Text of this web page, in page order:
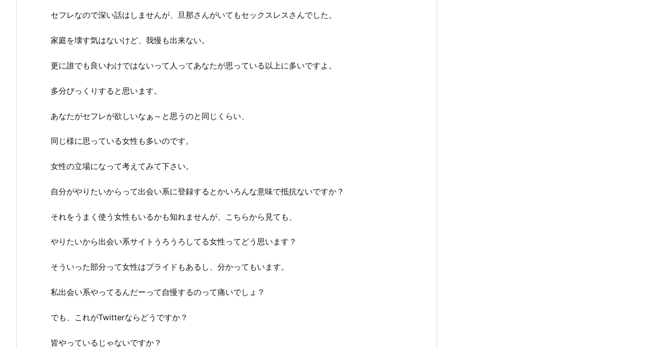
セフレなので深い話はしませんが、旦那さんがいてもセックスレスさんでした。
家庭を壊す気はないけど、我慢も出来ない。
更に誰でも良いわけではないって人ってあなたが思っている以上に多いですよ。
多分びっくりすると思います。
あなたがセフレが欲しいなぁ～と思うのと同じくらい、
同じ様に思っている女性も多いのです。
女性の立場になって考えてみて下さい。
自分がやりたいからって出会い系に登録するとかいろんな意味で抵抗ないですか？
それをうまく使う女性もいるかも知れませんが、こちらから見ても、
やりたいから出会い系サイトうろうろしてる女性ってどう思います？
そういった部分って女性はプライドもあるし、分かってもいます。
私出会い系やってるんだーって自慢するのって痛いでしょ？
でも、これがTwitterならどうですか？
皆やっているじゃないですか？